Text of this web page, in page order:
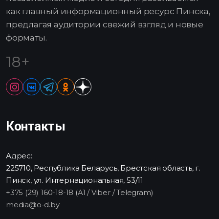
как главный информационный ресурс Пинска,
предлагая аудитории свежий взгляд и новые
форматы.
18+
Контакты
Адрес:
225710, Республика Беларусь, Брестская область, г.
Пинск, ул. Интернациональная, 53/11
+375 (29) 160-18-18 (A1 / Viber / Telegram)
media@o-d.by